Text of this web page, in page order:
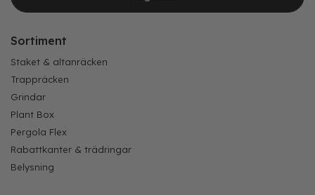
Sortiment
Staket & altanräcken
Trappräcken
Grindar
Plant Box
Pergola Flex
Rabattkanter & trädringar
Belysning